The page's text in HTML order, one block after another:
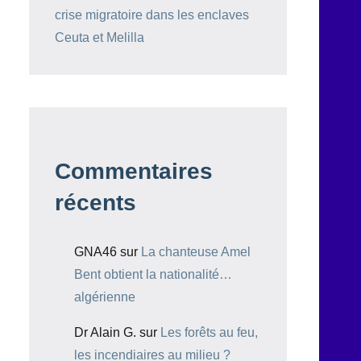
crise migratoire dans les enclaves
Ceuta et Melilla
Commentaires
récents
GNA46 sur La chanteuse Amel
Bent obtient la nationalité…
algérienne
Dr Alain G. sur Les forêts au feu,
les incendiaires au milieu ?